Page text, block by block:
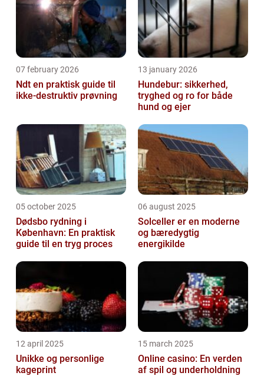
07 february 2026
Ndt en praktisk guide til
ikke-destruktiv prøvning
13 january 2026
Hundebur: sikkerhed,
tryghed og ro for både
hund og ejer
05 october 2025
Dødsbo rydning i
København: En praktisk
guide til en tryg proces
06 august 2025
Solceller er en moderne
og bæredygtig
energikilde
12 april 2025
Unikke og personlige
kageprint
15 march 2025
Online casino: En verden
af spil og underholdning